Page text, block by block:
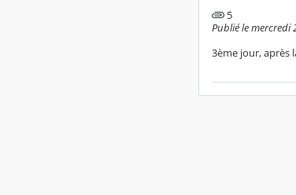
5
Publié le mercredi
3ème jour, après